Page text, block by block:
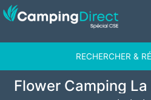
RECHERCHER &
Flower Camping